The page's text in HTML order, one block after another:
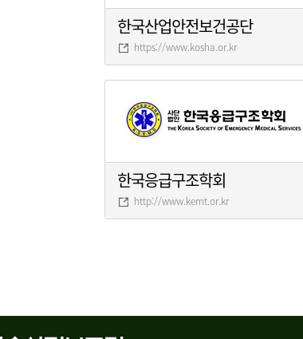
한국산업안전보건공단
https://www.kosha.or.kr
한국응급구조학회
http://www.kemt.or.kr